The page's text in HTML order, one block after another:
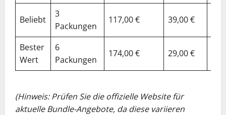
Beliebt
3
Packungen
117,00 € 39,00 €
Bester
Wert
6
Packungen
174,00 € 29,00 €
(Hinweis: Prüfen Sie die offizielle Website für
aktuelle Bundle-Angebote, da diese variieren